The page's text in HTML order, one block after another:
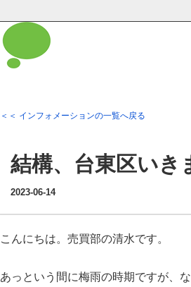
介
＜＜ インフォメーションの一覧へ戻る
結構、台東区いき
2023-06-14
こんにちは。売買部の清水です。
あっという間に梅雨の時期ですが、